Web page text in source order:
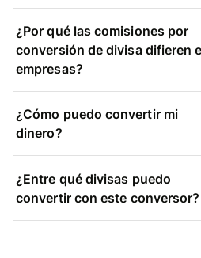
¿Por qué las comisiones por
conversión de divisa difieren
empresas?
¿Cómo puedo convertir mi
dinero?
¿Entre qué divisas puedo
convertir con este conversor?